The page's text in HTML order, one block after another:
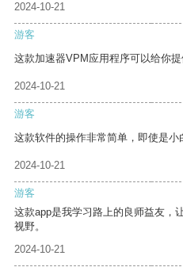
2024-10-21
游客
这款加速器VPM应用程序可以给你
2024-10-21
游客
这款软件的操作非常简单，即使是小
2024-10-21
游客
这款app是我学习路上的良师益友，
视野。
2024-10-21